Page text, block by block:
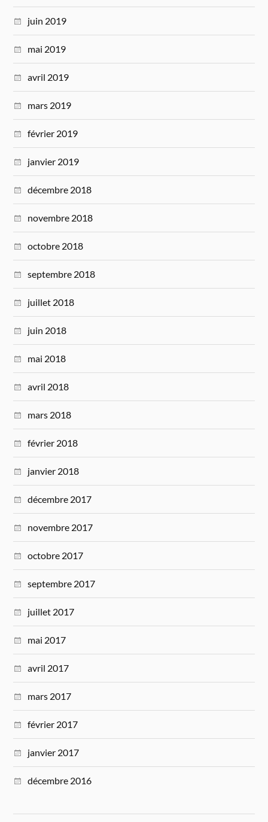
juin 2019
mai 2019
avril 2019
mars 2019
février 2019
janvier 2019
décembre 2018
novembre 2018
octobre 2018
septembre 2018
juillet 2018
juin 2018
mai 2018
avril 2018
mars 2018
février 2018
janvier 2018
décembre 2017
novembre 2017
octobre 2017
septembre 2017
juillet 2017
mai 2017
avril 2017
mars 2017
février 2017
janvier 2017
décembre 2016